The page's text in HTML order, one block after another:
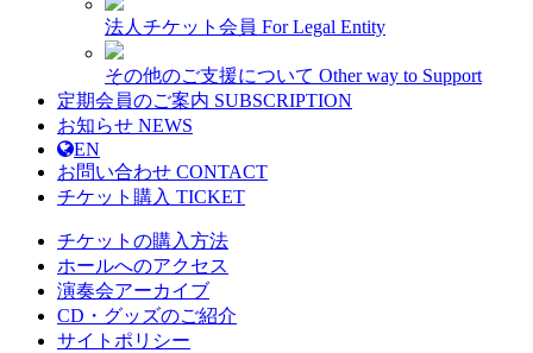
法人チケット会員 For Legal Entity
その他のご支援について Other way to Support
定期会員のご案内 SUBSCRIPTION
お知らせ NEWS
EN
お問い合わせ CONTACT
チケット購入 TICKET
チケットの購入方法
ホールへのアクセス
演奏会アーカイブ
CD・グッズのご紹介
サイトポリシー